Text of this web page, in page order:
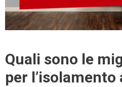
Quali sono le
per